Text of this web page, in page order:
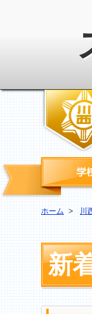
ホーム > 川
新